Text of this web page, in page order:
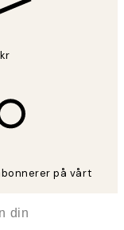
på vårt